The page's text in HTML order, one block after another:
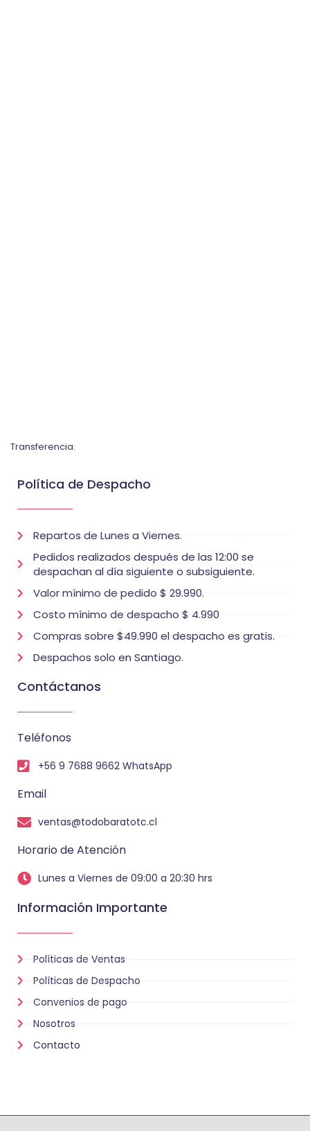
Transferencia.
Política de Despacho
Repartos de Lunes a Viernes.
Pedidos realizados después de las 12:00 se
despachan al día siguiente o subsiguiente.
Valor mínimo de pedido $ 29.990.
Costo mínimo de despacho $ 4.990
Compras sobre $49.990 el despacho es gratis.
Despachos solo en Santiago.
Contáctanos
Teléfonos
+56 9 7688 9662 WhatsApp
Email
ventas@todobaratotc.cl
Horario de Atención
Lunes a Viernes de 09:00 a 20:30 hrs
Información Importante
Políticas de Ventas
Políticas de Despacho
Convenios de pago
Nosotros
Contacto